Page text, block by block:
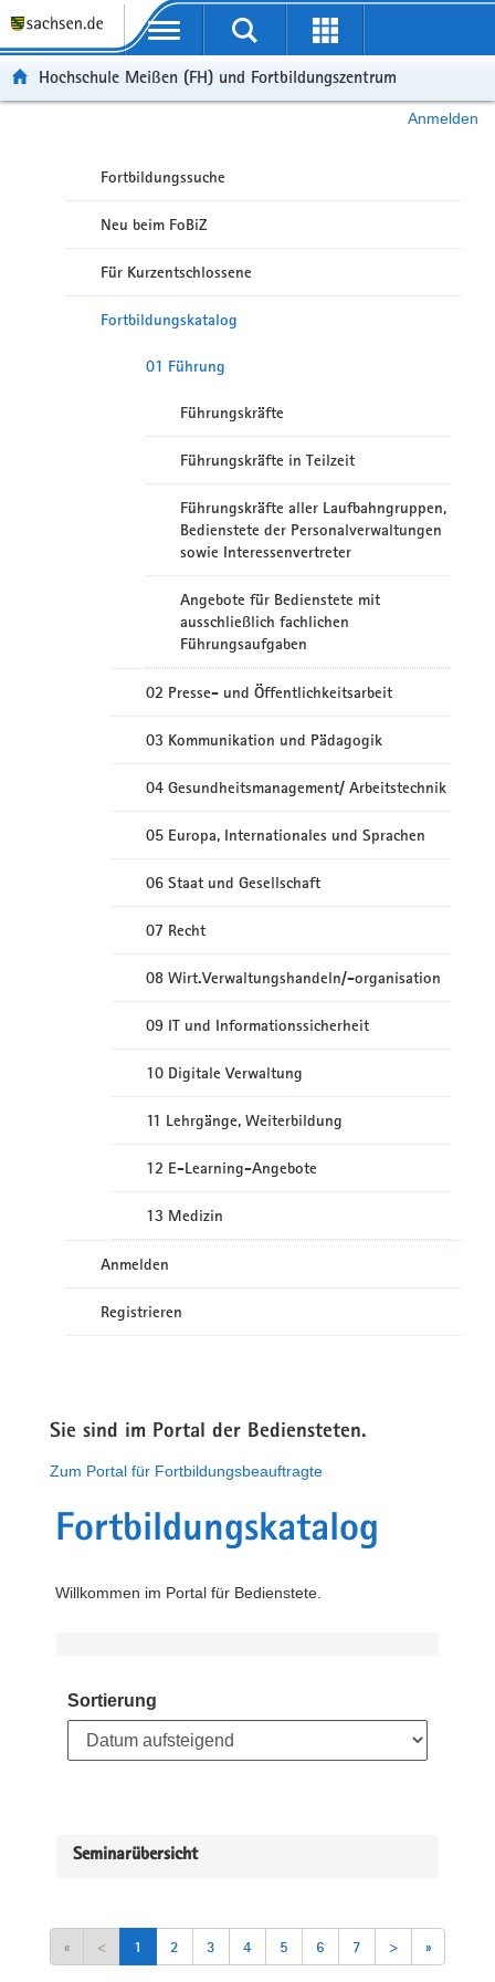
Portalübergreifende Navigation
Hochschule Meißen (FH) und Fortbildungszentrum
Anmelden
Fortbildungssuche
Neu beim FoBiZ
Für Kurzentschlossene
Fortbildungskatalog
01 Führung
Führungskräfte
Führungskräfte in Teilzeit
Führungskräfte aller Laufbahngruppen,
Bedienstete der Personalverwaltungen
sowie Interessenvertreter
Angebote für Bedienstete mit
ausschließlich fachlichen
Führungsaufgaben
02 Presse- und Öffentlichkeitsarbeit
03 Kommunikation und Pädagogik
04 Gesundheitsmanagement/ Arbeitstechnik
05 Europa, Internationales und Sprachen
06 Staat und Gesellschaft
07 Recht
08 Wirt.Verwaltungshandeln/-organisation
09 IT und Informationssicherheit
10 Digitale Verwaltung
11 Lehrgänge, Weiterbildung
12 E-Learning-Angebote
13 Medizin
Anmelden
Registrieren
Sie sind im Portal der Bediensteten.
Zum Portal für Fortbildungsbeauftragte
Fortbildungskatalog
Willkommen im Portal für Bedienstete.
Sortierung
Seminarübersicht
« < 1 2 3 4 5 6 7 > »